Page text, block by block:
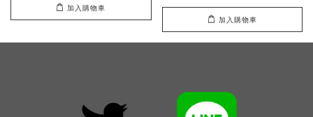
加入購物車
加入購物車